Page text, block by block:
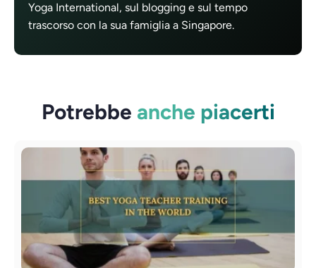
Yoga International, sul blogging e sul tempo
trascorso con la sua famiglia a Singapore.
Potrebbe anche piacerti